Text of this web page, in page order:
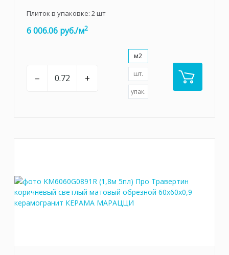
Плиток в упаковке: 2шт
6 006.06 руб./м2
– +
м2
шт.
упак.